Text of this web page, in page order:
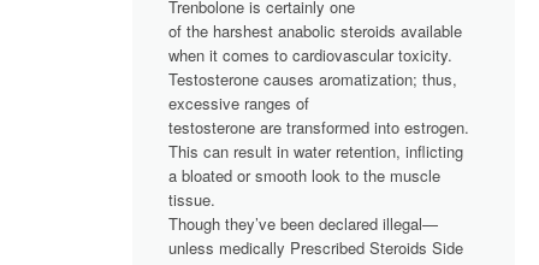
Trenbolone is certainly one
of the harshest anabolic steroids available
when it comes to cardiovascular toxicity.
Testosterone causes aromatization; thus,
excessive ranges of
testosterone are transformed into estrogen.
This can result in water retention, inflicting
a bloated or smooth look to the muscle
tissue.
Though they’ve been declared illegal—
unless medically Prescribed Steroids Side